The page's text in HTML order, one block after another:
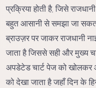
प्रक्रिया होती है, जिसे
बहुत आसानी से समझा जा
ब्राउज़र पर जाकर राजधानी
जाता है जिससे सही और मुख्य
अपडेटेड चार्ट पेज को खोलकर
को देखा जाता है जहाँ दिन के